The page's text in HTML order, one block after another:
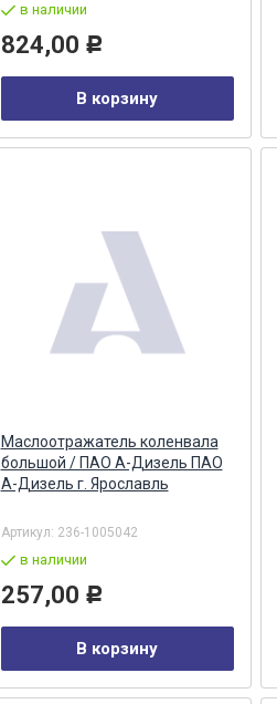
в наличии
824,00 Р
В корзину
Маслоотражатель коленвала
большой / ПАО А-Дизель ПАО
А-Дизель г. Ярославль
Артикул: 236-1005042
в наличии
257,00 Р
В корзину